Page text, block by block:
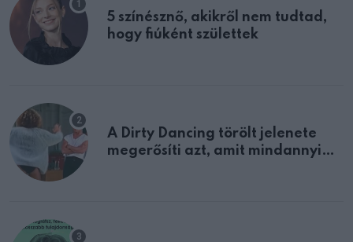
5 színésznő, akikről nem tudtad,
hogy fiúként születtek
A Dirty Dancing törölt jelenete
megerősíti azt, amit mindannyian